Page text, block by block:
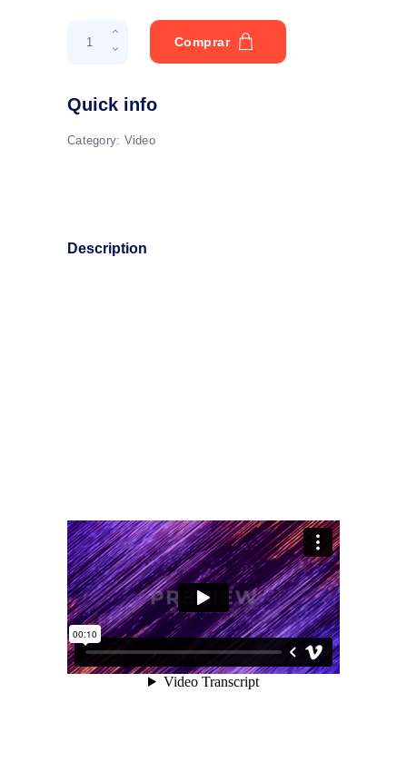
Lines
quantity
Comprar
Quick info
Category: Video
Description